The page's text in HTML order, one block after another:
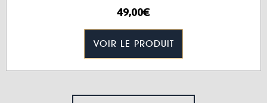
49,00€
VOIR LE PRODUIT